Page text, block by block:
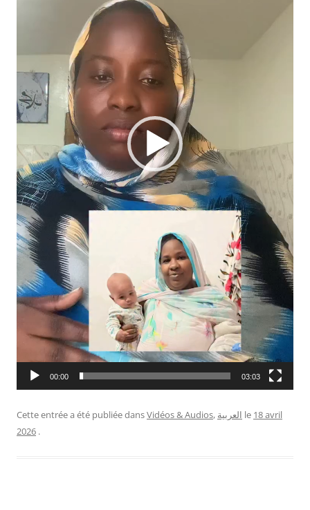
00:00 03:03
Cette entrée a été publiée dansVidéos & Audios, العربية le 18 avril
2026 .